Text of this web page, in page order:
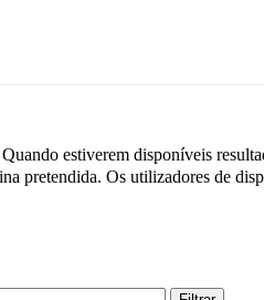
Quando estiverem disponíveis
pretendida. Os utilizadores de